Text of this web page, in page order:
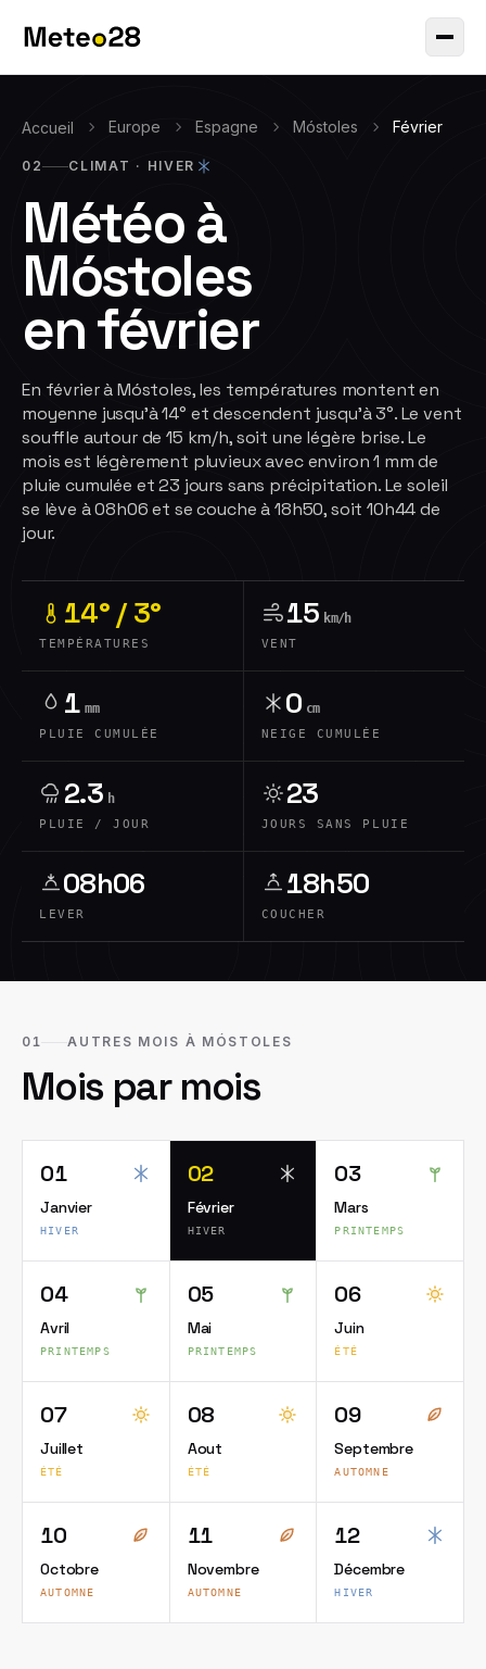
Accueil Europe Espagne Móstoles Février
02 CLIMAT · HIVER
Météo à
Móstoles
enfévrier
En février à Móstoles, les températures montent en
moyenne jusqu'à 14° et descendent jusqu'à 3°. Le vent
souffle autour de 15 km/h, soit une légère brise. Le
mois est légèrement pluvieux avec environ 1 mm de
pluie cumulée et 23 jours sans précipitation. Le soleil
se lève à 08h06 et se couche à 18h50, soit 10h44 de
jour.
14° / 3°
TEMPÉRATURES
15 km/h
VENT
1 mm
PLUIE CUMULÉE
0 cm
NEIGE CUMULÉE
2.3 h
PLUIE / JOUR
23
JOURS SANS PLUIE
08h06
LEVER
18h50
COUCHER
01 AUTRES MOIS À MÓSTOLES
Mois par mois
01
Janvier
HIVER
02
Février
HIVER
03
Mars
PRINTEMPS
04
Avril
PRINTEMPS
05
Mai
PRINTEMPS
06
Juin
ÉTÉ
07
Juillet
ÉTÉ
08
Aout
ÉTÉ
09
Septembre
AUTOMNE
10
Octobre
AUTOMNE
11
Novembre
AUTOMNE
12
Décembre
HIVER